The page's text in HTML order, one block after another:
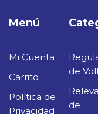
Menú
Mi Cuenta
Carrito
Política de
Privacidad
de
de